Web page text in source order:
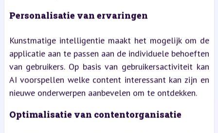
Personalisatie van ervaringen
Kunstmatige intelligentie maakt het mogelijk om de
applicatie aan te passen aan de individuele behoeften
van gebruikers. Op basis van gebruikersactiviteit kan
AI voorspellen welke content interessant kan zijn en
nieuwe onderwerpen aanbevelen om te ontdekken.
Optimalisatie van contentorganisatie